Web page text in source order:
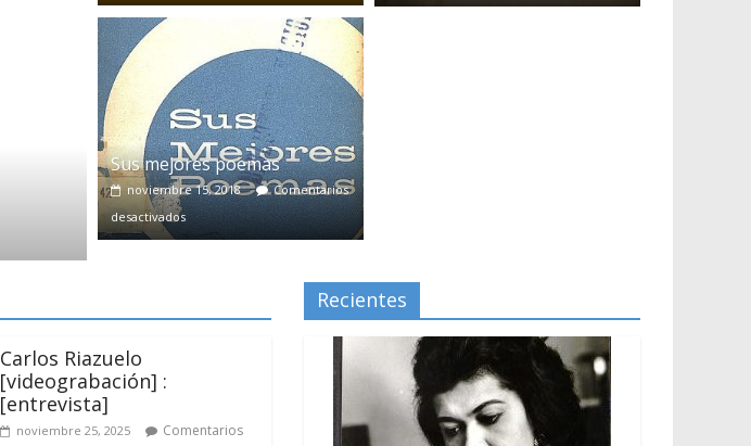
Libro
El triunfo de la libertad sobre el despotismo
noviembre 20, 2021 Massiel Pirela
Sus mejores poemas
noviembre 15, 2018
Comentarios
desactivados
Carlos Riazuelo
[videograbación] :
[entrevista]
noviembre 25, 2025
Comentarios
Recientes